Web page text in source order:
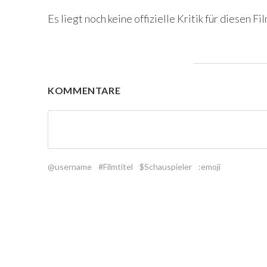
Es liegt noch keine offizielle Kritik für diesen
KOMMENTARE
@username #Filmtitel $Schauspieler :emoji